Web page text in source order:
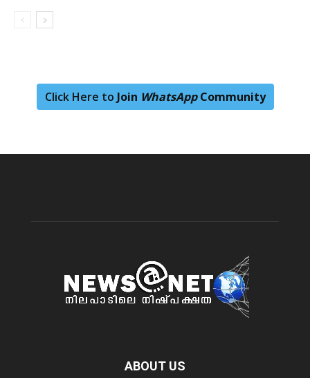
Click Here to Join WhatsAppCommunity
ABOUT US